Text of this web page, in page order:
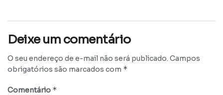
Deixe um comentário
O seu endereço de e-mail não será publicado. Campos
obrigatórios são marcados com *
Comentário *